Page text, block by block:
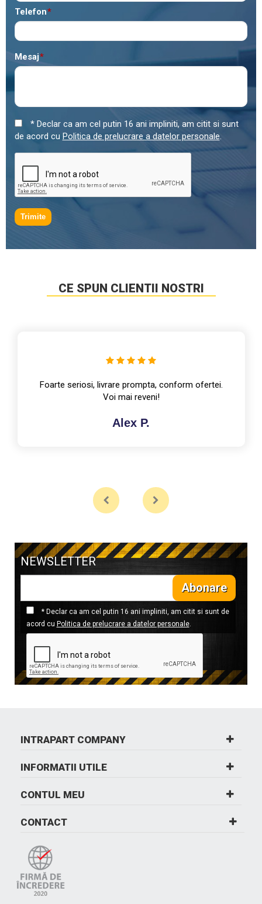
*
Telefon
*
Mesaj
* Declar ca am cel putin 16 ani impliniti, am citit si sunt
de acord cu Politica de prelucrare a datelor personale.
Trimite
CE SPUN CLIENTII NOSTRI
seriosi, livrare prompta, conform ofertei.
Voi mai reveni!
NEWSLETTER
Abonare
* Declar ca am cel putin 16 ani impliniti, am citit si sunt de
acord cu Politica de prelucrare a datelor personale.
INTRAPART COMPANY
INFORMATII UTILE
CONTUL MEU
CONTACT